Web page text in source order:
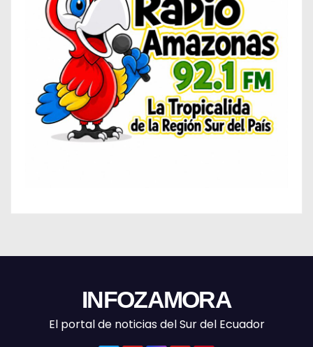
INFOZAMORA
El portal de noticias del Sur del Ecuador